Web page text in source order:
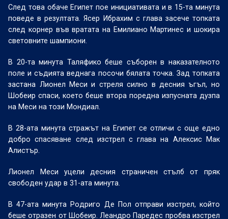
След това обаче Египет пое инициативата и в 15-та минута
поведе в резултата. Ясер Ибрахим с глава засече топката
след корнер във вратата на Емилиано Мартинес и шокира
световните шампиони.
В 20-та минута Таляфико беше съборен в наказателното
поле и съдията веднага посочи бялата точка. Зад топката
застана Лионел Меси и стреля силно в десния ъгъл, но
Шобеир спаси, което беше втора поредна изпусната дузпа
на Меси на този Мондиал.
В 28-ата минута стражът на Египет се отличи с още едно
добро спасяване след изстрел с глава на Алексис Мак
Алистър.
Лионел Меси уцели десния страничен стълб от пряк
свободен удар в 31-ата минута.
В 47-ата минута Родриго Де Пол отправи изстрел, който
беше отразен от Шобеир. Леандро Паредес пробва изстрел